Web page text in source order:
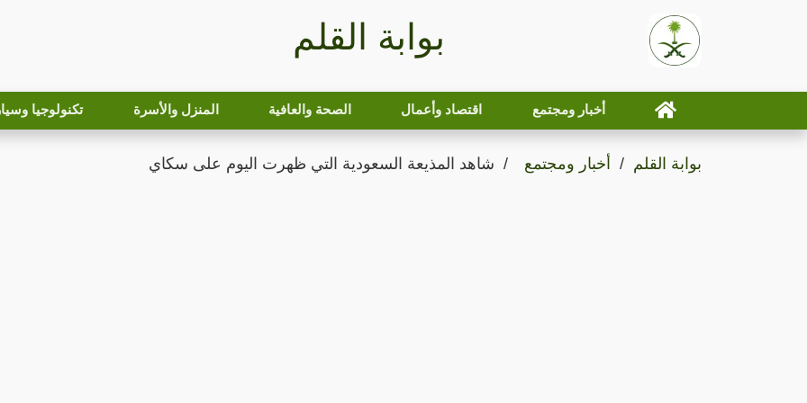
بوابة القلم
أخبار ومجتمع اقتصاد وأعمال الصحة والعافية المنزل والأسرة تكنولوجيا
بوابة القلم أخبار ومجتمع شاهد المذيعة السعودية التي ظهرت اليوم على سكاي